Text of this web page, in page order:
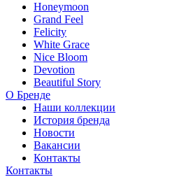
Honeymoon
Grand Feel
Felicity
White Grace
Nice Bloom
Devotion
Beautiful Story
О Бренде
Наши коллекции
История бренда
Новости
Вакансии
Контакты
Контакты